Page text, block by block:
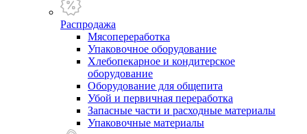
Распродажа
Мясопереработка
Упаковочное оборудование
Хлебопекарное и кондитерское
оборудование
Оборудование для общепита
Убой и первичная переработка
Запасные части и расходные материалы
Упаковочные материалы